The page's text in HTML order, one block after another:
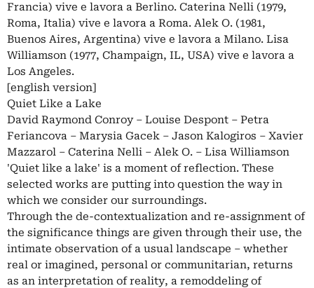
Francia) vive e lavora a Berlino. Caterina Nelli (1979,
Roma, Italia) vive e lavora a Roma. Alek O. (1981,
Buenos Aires, Argentina) vive e lavora a Milano. Lisa
Williamson (1977, Champaign, IL, USA) vive e lavora a
Los Angeles.
[english version]
Quiet Like a Lake
David Raymond Conroy – Louise Despont – Petra
Feriancova – Marysia Gacek – Jason Kalogiros – Xavier
Mazzarol – Caterina Nelli – Alek O. – Lisa Williamson
'Quiet like a lake' is a moment of reflection. These
selected works are putting into question the way in
which we consider our surroundings.
Through the de-contextualization and re-assignment of
the significance things are given through their use, the
intimate observation of a usual landscape – whether
real or imagined, personal or communitarian, returns
as an interpretation of reality, a remoddeling of